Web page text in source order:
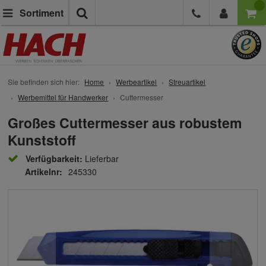
Sortiment
Sie befinden sich hier: Home Werbeartikel
Streuartikel
Werbemittel für Handwerker
Cuttermesser
Großes Cuttermesser aus robustem
Kunststoff
Verfügbarkeit: Lieferbar
Artikelnr: 245330